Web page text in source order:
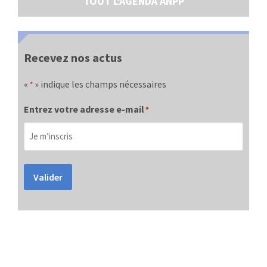
Recevez nos actus
« * » indique les champs nécessaires
Entrez votre adresse e-mail*
Valider